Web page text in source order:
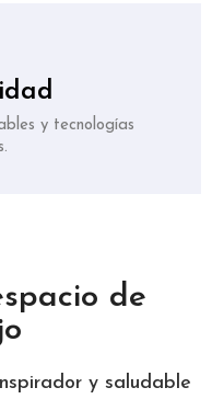
y tecnologías
de
y saludable